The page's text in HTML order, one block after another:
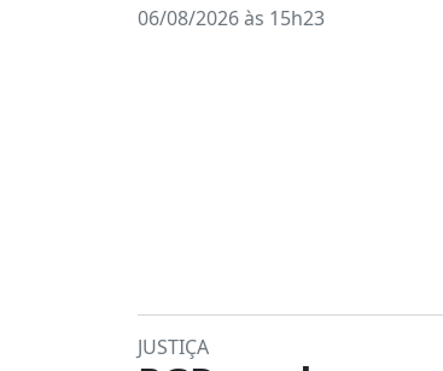
06/08/2026 às 15h23
JUSTIÇA